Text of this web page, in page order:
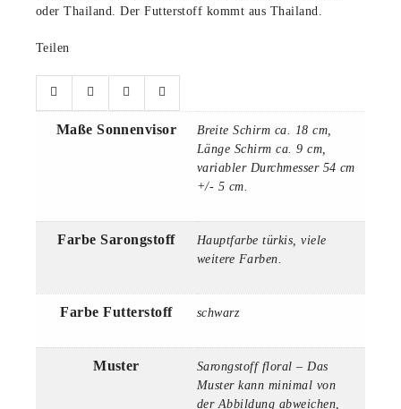
oder Thailand. Der Futterstoff kommt aus Thailand.
Teilen
Maße Sonnenvisor
Breite Schirm ca. 18 cm,
Länge Schirm ca. 9 cm,
variabler Durchmesser 54 cm
+/- 5 cm.
Farbe Sarongstoff
Hauptfarbe türkis, viele
weitere Farben.
Farbe Futterstoff schwarz
Muster
Sarongstoff floral – Das
Muster kann minimal von
der Abbildung abweichen,